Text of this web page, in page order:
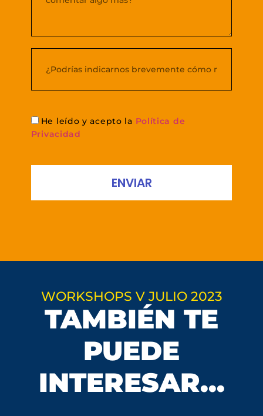
He leído y acepto la Política de
Privacidad
ENVIAR
WORKSHOPS V JULIO 2023
TAMBIÉN TE
PUEDE
INTERESAR...